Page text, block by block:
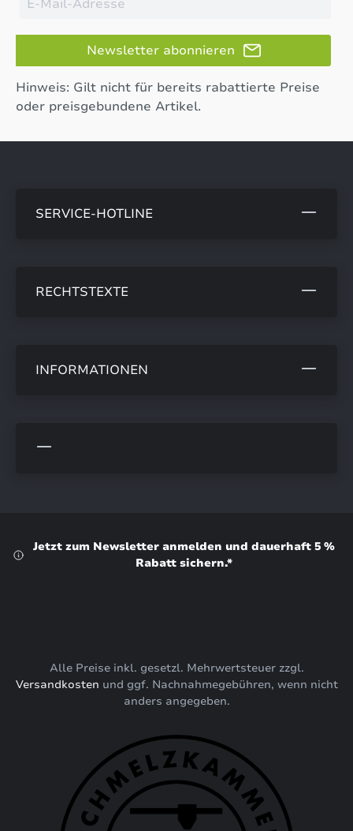
Newsletter abonnieren
Hinweis: Gilt nicht für bereits rabattierte Preise
oder preisgebundene Artikel.
SERVICE-HOTLINE
RECHTSTEXTE
INFORMATIONEN
Jetzt zum Newsletter anmelden und dauerhaft 5 %
Rabatt sichern.*
Alle Preise inkl. gesetzl. Mehrwertsteuer zzgl.
Versandkosten und ggf. Nachnahmegebühren, wenn nicht
anders angegeben.